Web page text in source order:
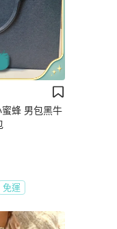
蜂 男包黑牛
免運